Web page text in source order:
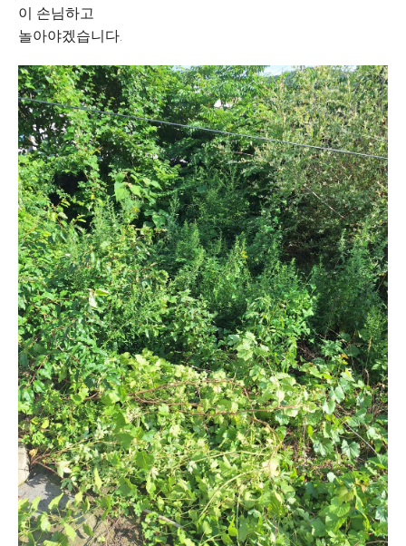
이 손님하고
놀아야겠습니다.